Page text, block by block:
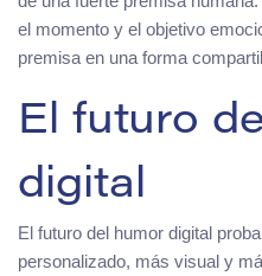
el momento y el objetivo
premisa en una forma
El futuro
digital
El futuro del humor digital
personalizado, más visual y